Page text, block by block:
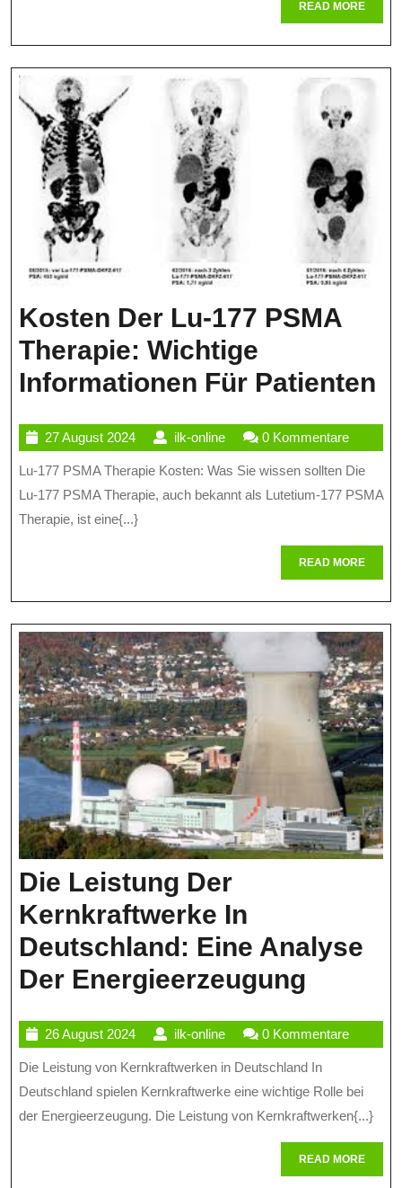
Analyse
READ MOREREAD
MORE
Kosten Der Lu-177 PSMA
Therapie: Wichtige
Informationen Für Patienten
27 August 202427
August
2024
ilk-onlineilk-
online
0 Kommentare
Lu-177 PSMA Therapie Kosten: Was Sie wissen sollten Die
Lu-177 PSMA Therapie, auch bekannt als Lutetium-177 PSMA
Therapie, ist eine{...}
READ MOREREAD
MORE
Die Leistung Der
Kernkraftwerke In
Deutschland: Eine Analyse
Der Energieerzeugung
Der
In
Eine
26 August 202426
August
2024
ilk-onlineilk-
online
0 Kommentare
Die Leistung von Kernkraftwerken in Deutschland In
Deutschland spielen Kernkraftwerke eine wichtige Rolle bei
der Energieerzeugung. Die Leistung von Kernkraftwerken{...}
READ MOREREAD
MORE